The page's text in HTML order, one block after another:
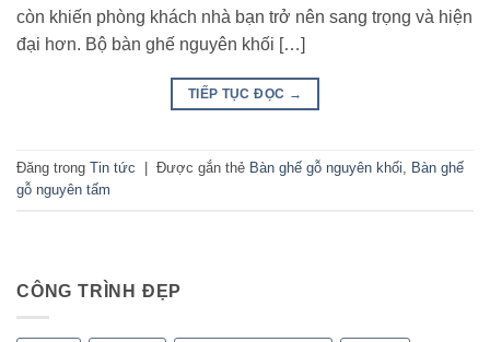
còn khiến phòng khách nhà bạn trở nên sang trọng và hiện
đại hơn. Bộ bàn ghế nguyên khối […]
TIẾP TỤC ĐỌC →
Đăng trong Tin tức Được gắn thẻ Bàn ghế gỗ nguyên khối
Bàn ghế
gỗ nguyên tấm
CÔNG TRÌNH ĐẸP